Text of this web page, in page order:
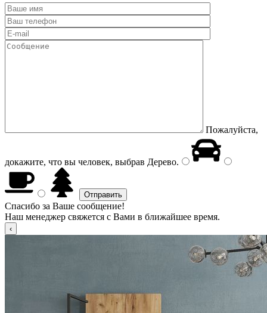
Пожалуйста,
докажите, что вы человек, выбрав Дерево.
Спасибо за Ваше сообщение!
Наш менеджер свяжется с Вами в ближайшее время.